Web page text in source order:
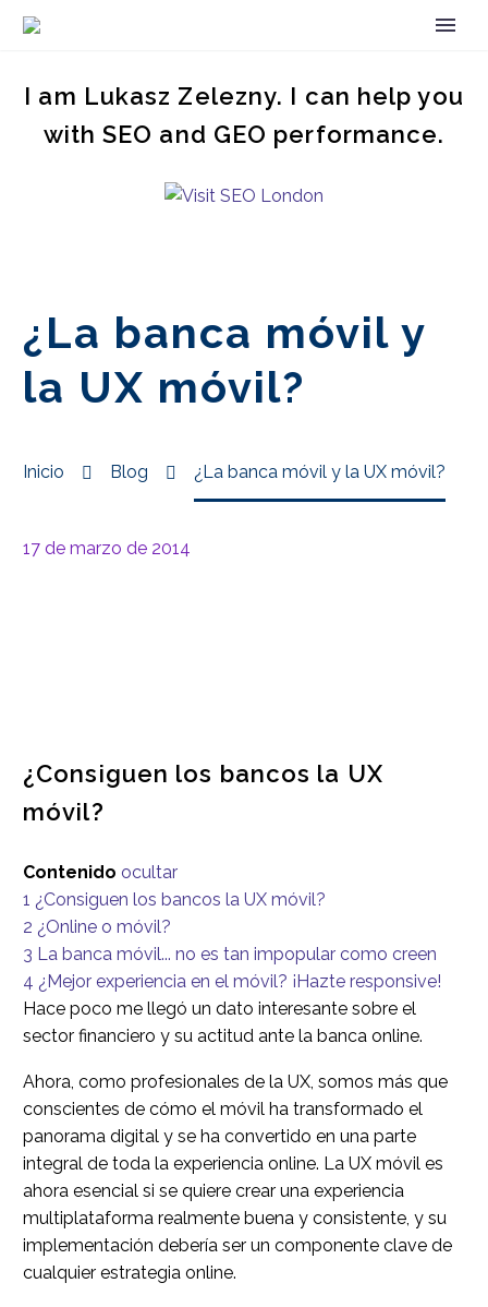
I am Lukasz Zelezny. I can help you
with SEO and GEO performance.
¿La banca móvil y
la UX móvil?
Inicio Blog ¿La banca móvil y la UX móvil?
17 de marzo de 2014
¿Consiguen los bancos la UX
móvil?
Contenido ocultar
1 ¿Consiguen los bancos la UX móvil?
2 ¿Online o móvil?
3 La banca móvil... no es tan impopular como creen
4 ¿Mejor experiencia en el móvil? ¡Hazte responsive!
Hace poco me llegó un dato interesante sobre el
sector financiero y su actitud ante la banca online.
Ahora, como profesionales de la UX, somos más que
conscientes de cómo el móvil ha transformado el
panorama digital y se ha convertido en una parte
integral de toda la experiencia online. La UX móvil es
ahora esencial si se quiere crear una experiencia
multiplataforma realmente buena y consistente, y su
implementación debería ser un componente clave de
cualquier estrategia online.